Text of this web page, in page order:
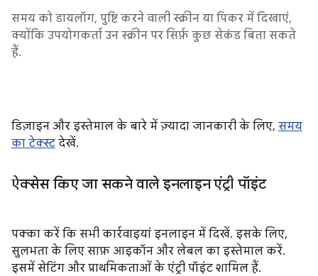
समय को डायलॉग, पुष्टि करने वाली स्क्रीन या पिकर में दिखाएं,
क्योंकि उपयोगकर्ता उन स्क्रीन पर सिर्फ़ कुछ सेकंड बिता सकते
हैं.
डिज़ाइन और इस्तेमाल के बारे में ज़्यादा जानकारी के लिए, समय
का टेक्स्ट देखें.
ऐक्सेस किए जा सकने वाले इनलाइन एंट्री पॉइंट
पक्का करें कि सभी कार्रवाइयां इनलाइन में दिखें. इसके लिए,
सुलभता के लिए साफ़ आइकॉन और लेबल का इस्तेमाल करें.
इसमें सेटिंग और प्राथमिकताओं के एंट्री पॉइंट शामिल हैं.